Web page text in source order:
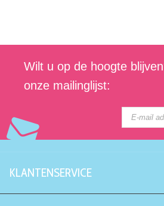
Wilt u op de hoogte
onze mailinglijst:
KLANTENSERVICE